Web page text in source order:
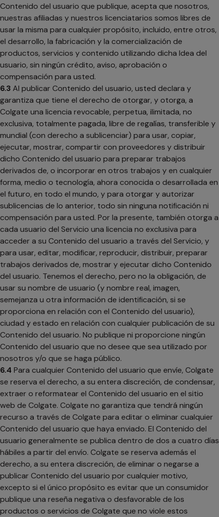
Contenido del usuario que publique, acepta que nosotros,
nuestras afiliadas y nuestros licenciatarios somos libres de
usar la misma para cualquier propósito, incluido, entre otros,
el desarrollo, la fabricación y la comercialización de
productos, servicios y contenido utilizando dicha Idea del
usuario, sin ningún crédito, aviso, aprobación o
compensación para usted.
6.3 Al publicar Contenido del usuario, usted declara y
garantiza que tiene el derecho de otorgar, y otorga, a
Colgate una licencia revocable, perpetua, ilimitada, no
exclusiva, totalmente pagada, libre de regalías, transferible y
mundial (con derecho a sublicenciar) para usar, copiar,
ejecutar, mostrar, compartir con proveedores y distribuir
dicho Contenido del usuario para preparar trabajos
derivados de, o incorporar en otros trabajos y en cualquier
forma, medio o tecnología, ahora conocida o desarrollada en
el futuro, en todo el mundo, y para otorgar y autorizar
sublicencias de lo anterior, todo sin ninguna notificación ni
compensación para usted. Por la presente, también otorga a
cada usuario del Servicio una licencia no exclusiva para
acceder a su Contenido del usuario a través del Servicio, y
para usar, editar, modificar, reproducir, distribuir, preparar
trabajos derivados de, mostrar y ejecutar dicho Contenido
del usuario. Tenemos el derecho, pero no la obligación, de
usar su nombre de usuario (y nombre real, imagen,
semejanza u otra información de identificación, si se
proporciona en relación con el Contenido del usuario),
ciudad y estado en relación con cualquier publicación de su
Contenido del usuario. No publique ni proporcione ningún
Contenido del usuario que no desee que sea utilizado por
nosotros y/o que se haga público.
6.4 Para cualquier Contenido del usuario que envíe, Colgate
se reserva el derecho, a su entera discreción, de condensar,
extraer o reformatear el Contenido del usuario en el sitio
web de Colgate. Colgate no garantiza que tendrá ningún
recurso a través de Colgate para editar o eliminar cualquier
Contenido del usuario que haya enviado. El Contenido del
usuario generalmente se publica dentro de dos a cuatro días
hábiles a partir del envío. Colgate se reserva además el
derecho, a su entera discreción, de eliminar o negarse a
publicar Contenido del usuario por cualquier motivo,
excepto si el único propósito es evitar que un consumidor
publique una reseña negativa o desfavorable de los
productos o servicios de Colgate que no viole estos